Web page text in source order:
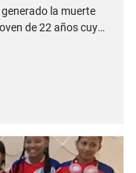
la muerte
de 22 años cuyo
fueron